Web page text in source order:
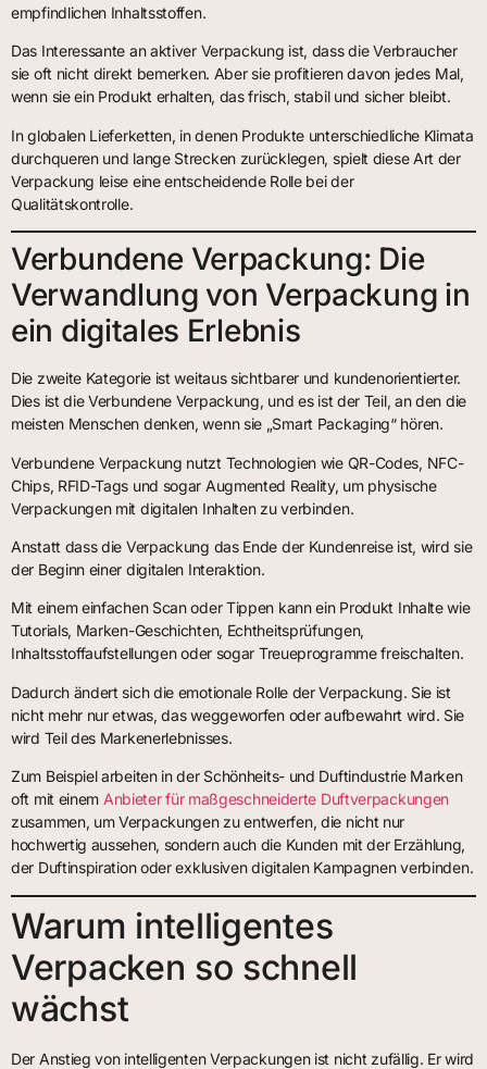
empfindlichen Inhaltsstoffen.
Das Interessante an aktiver Verpackung ist, dass die Verbraucher
sie oft nicht direkt bemerken. Aber sie profitieren davon jedes Mal,
wenn sie ein Produkt erhalten, das frisch, stabil und sicher bleibt.
In globalen Lieferketten, in denen Produkte unterschiedliche Klimata
durchqueren und lange Strecken zurücklegen, spielt diese Art der
Verpackung leise eine entscheidende Rolle bei der
Qualitätskontrolle.
Verbundene Verpackung: Die
Verwandlung von Verpackung in
ein digitales Erlebnis
Die zweite Kategorie ist weitaus sichtbarer und kundenorientierter.
Dies ist die Verbundene Verpackung, und es ist der Teil, an den die
meisten Menschen denken, wenn sie „Smart Packaging“ hören.
Verbundene Verpackung nutzt Technologien wie QR-Codes, NFC-
Chips, RFID-Tags und sogar Augmented Reality, um physische
Verpackungen mit digitalen Inhalten zu verbinden.
Anstatt dass die Verpackung das Ende der Kundenreise ist, wird sie
der Beginn einer digitalen Interaktion.
Mit einem einfachen Scan oder Tippen kann ein Produkt Inhalte wie
Tutorials, Marken-Geschichten, Echtheitsprüfungen,
Inhaltsstoffaufstellungen oder sogar Treueprogramme freischalten.
Dadurch ändert sich die emotionale Rolle der Verpackung. Sie ist
nicht mehr nur etwas, das weggeworfen oder aufbewahrt wird. Sie
wird Teil des Markenerlebnisses.
Zum Beispiel arbeiten in der Schönheits- und Duftindustrie Marken
oft mit einem Anbieter für maßgeschneiderte Duftverpackungen
zusammen, um Verpackungen zu entwerfen, die nicht nur
hochwertig aussehen, sondern auch die Kunden mit der Erzählung,
der Duftinspiration oder exklusiven digitalen Kampagnen verbinden.
Warum intelligentes
Verpacken so schnell
wächst
Der Anstieg von intelligenten Verpackungen ist nicht zufällig. Er wird